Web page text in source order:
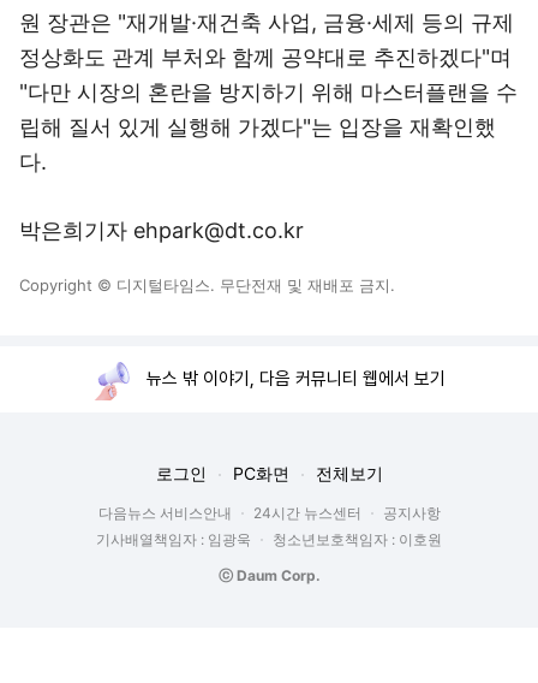
원 장관은 "재개발·재건축 사업, 금융·세제 등의 규제
정상화도 관계 부처와 함께 공약대로 추진하겠다"며
"다만 시장의 혼란을 방지하기 위해 마스터플랜을 수
립해 질서 있게 실행해 가겠다"는 입장을 재확인했
다.
박은희기자 ehpark@dt.co.kr
Copyright © 디지털타임스. 무단전재 및 재배포 금지.
뉴스 밖 이야기, 다음 커뮤니티 웹에서 보기
로그인 PC화면 전체보기
다음뉴스 서비스안내 24시간 뉴스센터
공지사항
기사배열책임자 : 임광욱
청소년보호책임자 : 이호원
ⓒ Daum Corp.